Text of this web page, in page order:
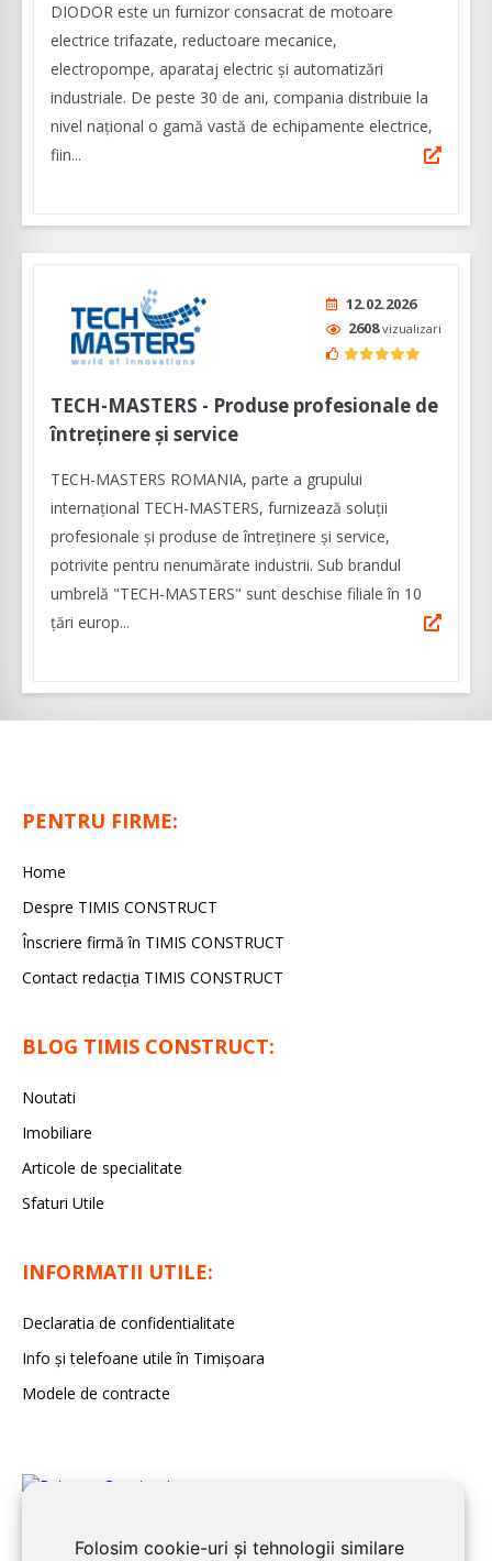
Folosim cookie-uri și tehnologii similare
DIODOR este un furnizor consacrat de motoare
electrice trifazate, reductoare mecanice,
electropompe, aparataj electric și automatizări
industriale. De peste 30 de ani, compania distribuie la
nivel național o gamă vastă de echipamente electrice,
fiin...
12.02.2026
2608vizualizari
TECH-MASTERS - Produse profesionale de
întreținere și service
TECH-MASTERS ROMANIA, parte a grupului
internațional TECH-MASTERS, furnizează soluții
profesionale și produse de întreținere și service,
potrivite pentru nenumărate industrii. Sub brandul
umbrelă "TECH-MASTERS" sunt deschise filiale în 10
țări europ...
PENTRU FIRME:
Home
Despre TIMIS CONSTRUCT
Înscriere firmă în TIMIS CONSTRUCT
Contact redacția TIMIS CONSTRUCT
BLOG TIMIS CONSTRUCT:
Noutati
Imobiliare
Articole de specialitate
Sfaturi Utile
INFORMATII UTILE:
Declaratia de confidentialitate
Info și telefoane utile în Timișoara
Modele de contracte